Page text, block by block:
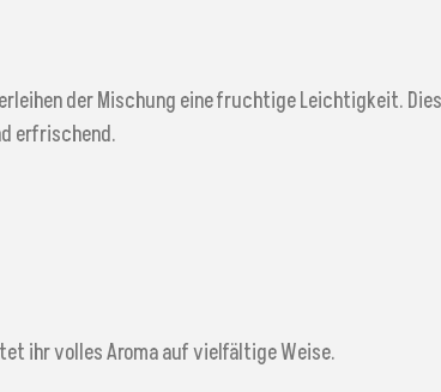
der Mischung eine fruchtige Leichtigkeit.
erfrischend.
ihr volles Aroma auf vielfältige Weise.